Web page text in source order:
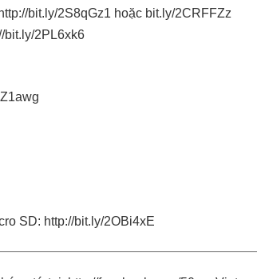
bit.ly/2S8qGz1 hoặc bit.ly/2CRFFZz
bit.ly/2PL6xk6
SD: http://bit.ly/2OBi4xE